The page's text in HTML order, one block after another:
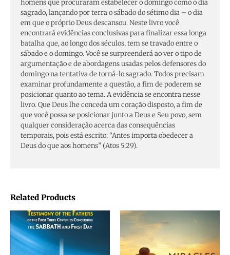
homens que procuraram estabelecer o domingo como o dia
sagrado, lançando por terra o sábado do sétimo dia – o dia
em que o próprio Deus descansou. Neste livro você
encontrará evidências conclusivas para finalizar essa longa
batalha que, ao longo dos séculos, tem se travado entre o
sábado e o domingo. Você se surpreenderá ao ver o tipo de
argumentação e de abordagens usadas pelos defensores do
domingo na tentativa de torná-lo sagrado. Todos precisam
examinar profundamente a questão, a fim de poderem se
posicionar quanto ao tema. A evidência se encontra nesse
livro. Que Deus lhe conceda um coração disposto, a fim de
que você possa se posicionar junto a Deus e Seu povo, sem
qualquer consideração acerca das consequências
temporais, pois está escrito: “Antes importa obedecer a
Deus do que aos homens” (Atos 5:29).
Related Products